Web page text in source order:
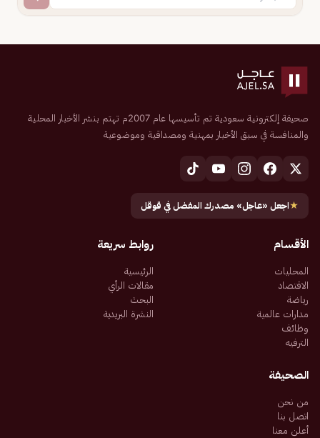
صحيفة إلكترونية سعودية تم تأسيسها عام 2007م تهتم بنشر الأخبار المحلية
والمنافسة في سبق الأخبار بمهنية ومصداقية وموضوعية
★اجعل «عاجل» مصدرك المفضل في قوقل
الأقسام
المحليات
الاقتصاد
رياضة
مدارات عالمية
وظائف
الترفيه
روابط سريعة
الرئيسية
مقالات الرأي
البحث
النشرة البريدية
الصحيفة
من نحن
اتصل بنا
أعلن معنا